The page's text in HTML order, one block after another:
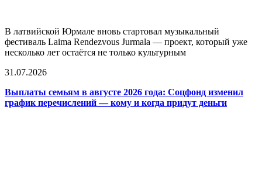
В латвийской Юрмале вновь стартовал музыкальный
фестиваль Laima Rendezvous Jurmala — проект, который уже
несколько лет остаётся не только культурным
31.07.2026
Выплаты семьям в августе 2026 года: Соцфонд изменил
график перечислений — кому и когда придут деньги